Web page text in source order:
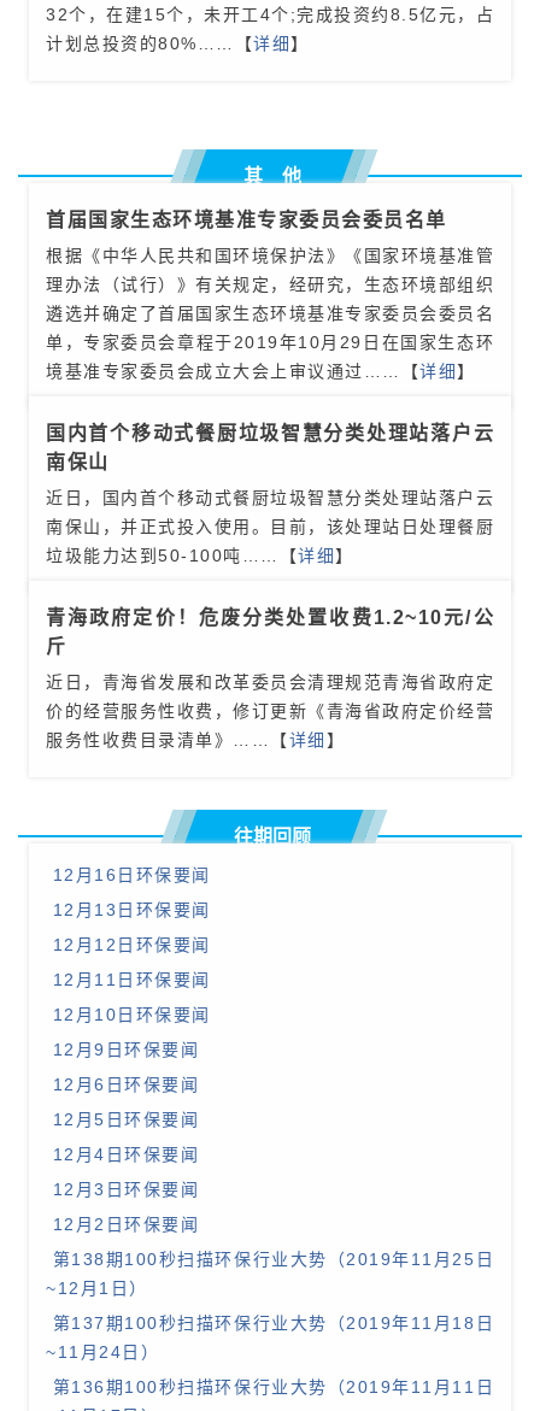
32个，在建15个，未开工4个;完成投资约8.5亿元，占
计划总投资的80% ……【详细】
其 他
首届国家生态环境基准专家委员会委员名单
根据《中华人民共和国环境保护法》《国家环境基准管
理办法（试行）》有关规定，经研究，生态环境部组织
遴选并确定了首届国家生态环境基准专家委员会委员名
单，专家委员会章程于2019年10月29日在国家生态环
境基准专家委员会成立大会上审议通过
……【详细】
国内首个移动式餐厨垃圾智慧分类处理站落户云
南保山
近日，国内首个移动式餐厨垃圾智慧分类处理站落户云
南保山，并正式投入使用。目前，该处理站日处理餐厨
垃圾能力达到50-100吨 ……【详细】
青海政府定价！危废分类处置收费1.2~10元/公
斤
近日，青海省发展和改革委员会清理规范青海省政府定
价的经营服务性收费，修订更新《青海省政府定价经营
服务性收费目录清单》
……【详细 】
往期回顾
12月16日环保要闻
12月13日环保要闻
12月12日环保要闻
12月11日环保要闻
12月10日环保要闻
12月9日环保要闻
12月6日环保要闻
12月5日环保要闻
12月4日环保要闻
12月3日环保要闻
12月2日环保要闻
第138期100秒扫描环保行业大势（2019年11月25日
~12月1日）
第137期100秒扫描环保行业大势（2019年11月18日
~11月24日）
第136期100秒扫描环保行业大势（2019年11月11日